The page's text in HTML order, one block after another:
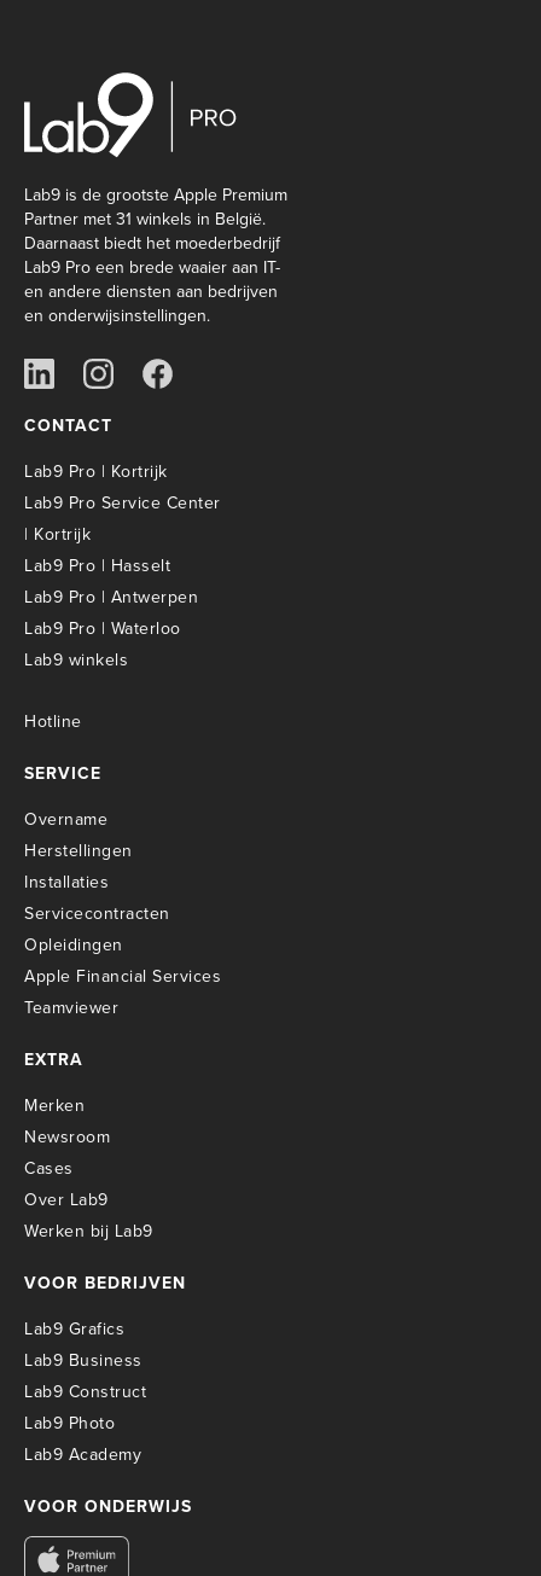
Lab9 is de grootste Apple Premium
Partner met 31 winkels in België.
Daarnaast biedt het moederbedrijf
Lab9 Pro een brede waaier aan IT-
en andere diensten aan bedrijven
en onderwijsinstellingen.
CONTACT
Lab9 Pro | Kortrijk
Lab9 Pro Service Center
| Kortrijk
Lab9 Pro | Hasselt
Lab9 Pro | Antwerpen
Lab9 Pro | Waterloo
Lab9 winkels
Hotline
SERVICE
Overname
Herstellingen
Installaties
Servicecontracten
Opleidingen
Apple Financial Services
Teamviewer
EXTRA
Merken
Newsroom
Cases
Over Lab9
Werken bij Lab9
VOOR BEDRIJVEN
Lab9 Grafics
Lab9 Business
Lab9 Construct
Lab9 Photo
Lab9 Academy
VOOR ONDERWIJS